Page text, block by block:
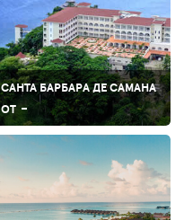
САНТА БАРБАРА ДЕ САМАНА
ОТ -